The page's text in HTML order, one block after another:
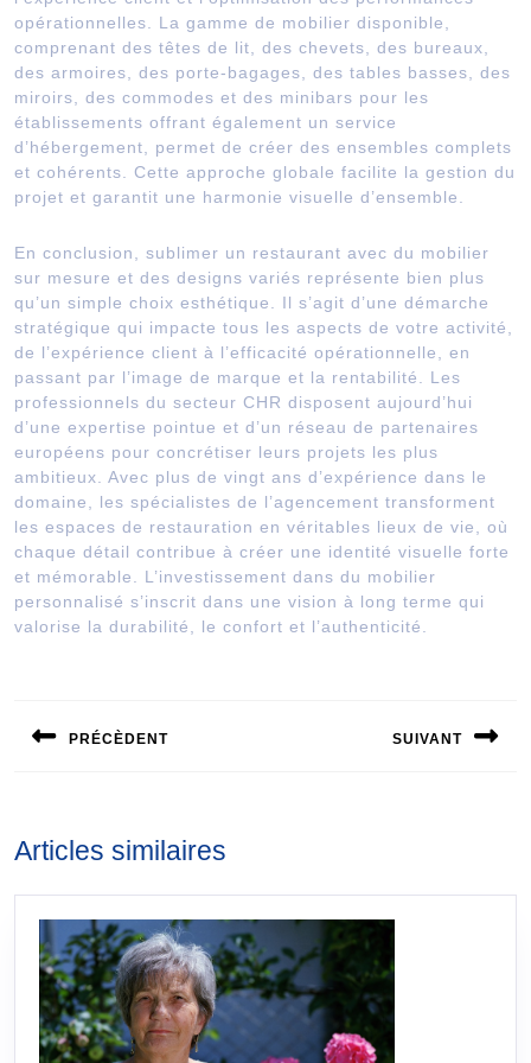
opérationnelles. La gamme de mobilier disponible,
comprenant des têtes de lit, des chevets, des bureaux,
des armoires, des porte-bagages, des tables basses, des
miroirs, des commodes et des minibars pour les
établissements offrant également un service
d’hébergement, permet de créer des ensembles complets
et cohérents. Cette approche globale facilite la gestion du
projet et garantit une harmonie visuelle d’ensemble.
En conclusion, sublimer un restaurant avec du mobilier
sur mesure et des designs variés représente bien plus
qu’un simple choix esthétique. Il s’agit d’une démarche
stratégique qui impacte tous les aspects de votre activité,
de l’expérience client à l’efficacité opérationnelle, en
passant par l’image de marque et la rentabilité. Les
professionnels du secteur CHR disposent aujourd’hui
d’une expertise pointue et d’un réseau de partenaires
européens pour concrétiser leurs projets les plus
ambitieux. Avec plus de vingt ans d’expérience dans le
domaine, les spécialistes de l’agencement transforment
les espaces de restauration en véritables lieux de vie, où
chaque détail contribue à créer une identité visuelle forte
et mémorable. L’investissement dans du mobilier
personnalisé s’inscrit dans une vision à long terme qui
valorise la durabilité, le confort et l’authenticité.
l’articlePRÉCÈDENT SUIVANT
Articles similaires